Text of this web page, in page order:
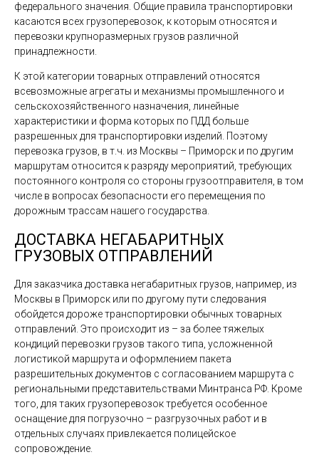
федерального значения. Общие правила транспортировки
касаются всех грузоперевозок, к которым относятся и
перевозки крупноразмерных грузов различной
принадлежности.
К этой категории товарных отправлений относятся
всевозможные агрегаты и механизмы промышленного и
сельскохозяйственного назначения, линейные
характеристики и форма которых по ПДД больше
разрешенных для транспортировки изделий. Поэтому
перевозка грузов, в т.ч. из Москвы – Приморск и по другим
маршрутам относится к разряду мероприятий, требующих
постоянного контроля со стороны грузоотправителя, в том
числе в вопросах безопасности его перемещения по
дорожным трассам нашего государства.
ДОСТАВКА НЕГАБАРИТНЫХ
ГРУЗОВЫХ ОТПРАВЛЕНИЙ
Для заказчика доставка негабаритных грузов, например, из
Москвы в Приморск или по другому пути следования
обойдется дороже транспортировки обычных товарных
отправлений. Это происходит из – за более тяжелых
кондиций перевозки грузов такого типа, усложненной
логистикой маршрута и оформлением пакета
разрешительных документов с согласованием маршрута с
региональными представительствами Минтранса РФ. Кроме
того, для таких грузоперевозок требуется особенное
оснащение для погрузочно – разгрузочных работ и в
отдельных случаях привлекается полицейское
сопровождение.